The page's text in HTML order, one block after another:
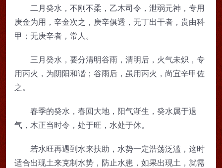
二月癸水，不刚不柔，乙木司令，泄弱元神，专用
庚金为用，辛金次之，庚辛俱透，无丁出干者，贵由科
甲；无庚辛者，常人。
三月癸水，要分清明谷雨，清明后，火气未炽，专
用丙火，为阴阳和谐；谷雨后，虽用丙火，尚宜辛甲佐
之。
春季的癸水，春回大地，阳气渐生，癸水属于退
气，木正当时令，处于旺，水处于休。
若水旺再遇到水来扶助，水势一定浩荡泛滥，这时
适合出现土来克制水势，防止水患，如果出现土，就需